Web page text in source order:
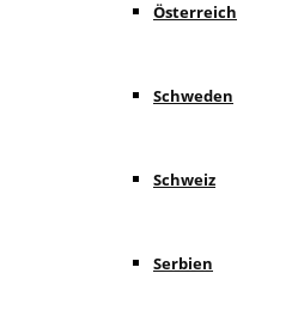
Österreich
Schweden
Schweiz
Serbien